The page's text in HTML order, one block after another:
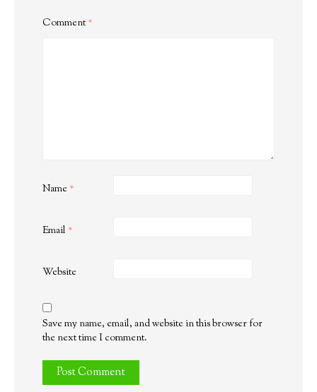
Comment*
Name *
Email *
Website
Save my name, email, and website in this browser for
the next time I comment.